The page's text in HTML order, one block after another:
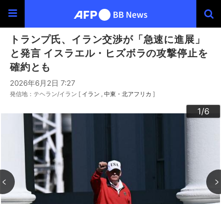
トランプ氏、イラン交渉が「急速に進展」
と発言 イスラエル・ヒズボラの攻撃停止を
確約とも
2026年6月2日 7:27
発信地：テヘラン/イラン [ イラン 中東・北アフリカ ]
1/6
2/6
3/6
4/6
5/6
6/6